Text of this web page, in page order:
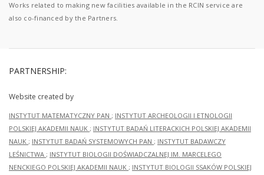
Works related to making new facilities available in the RCIN service are
also co-financed by the Partners.
PARTNERSHIP:
Website created by
INSTYTUT MATEMATYCZNY PAN ; INSTYTUT ARCHEOLOGII I ETNOLOGII
POLSKIEJ AKADEMII NAUK ; INSTYTUT BADAŃ LITERACKICH POLSKIEJ AKADEMII
NAUK ; INSTYTUT BADAŃ SYSTEMOWYCH PAN ; INSTYTUT BADAWCZY
LEŚNICTWA ; INSTYTUT BIOLOGII DOŚWIADCZALNEJ IM. MARCELEGO
NENCKIEGO POLSKIEJ AKADEMII NAUK ; INSTYTUT BIOLOGII SSAKÓW POLSKIEJ